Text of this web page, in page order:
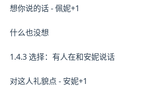
想你说的话 - 佩妮+1
什么也没想
1.4.3 选择：有人在和安妮说话
对这人礼貌点 - 安妮+1